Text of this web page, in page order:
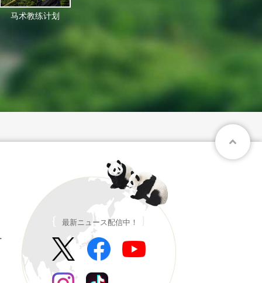
马术教练计划
最新ニュース配信中！